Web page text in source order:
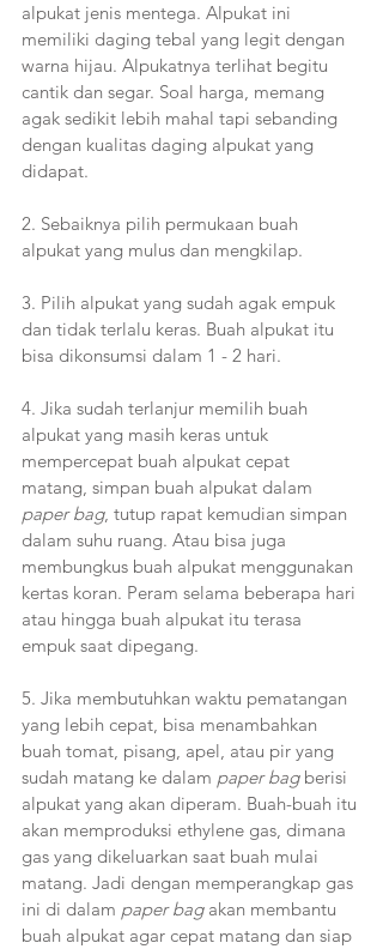
alpukat jenis mentega. Alpukat ini
memiliki daging tebal yang legit dengan
warna hijau. Alpukatnya terlihat begitu
cantik dan segar. Soal harga, memang
agak sedikit lebih mahal tapi sebanding
dengan kualitas daging alpukat yang
didapat.
2. Sebaiknya pilih permukaan buah
alpukat yang mulus dan mengkilap.
3. Pilih alpukat yang sudah agak empuk
dan tidak terlalu keras. Buah alpukat itu
bisa dikonsumsi dalam 1 - 2 hari.
4. Jika sudah terlanjur memilih buah
alpukat yang masih keras untuk
mempercepat buah alpukat cepat
matang, simpan buah alpukat dalam
paper bag, tutup rapat kemudian simpan
dalam suhu ruang. Atau bisa juga
membungkus buah alpukat menggunakan
kertas koran. Peram selama beberapa hari
atau hingga buah alpukat itu terasa
empuk saat dipegang.
5. Jika membutuhkan waktu pematangan
yang lebih cepat, bisa menambahkan
buah tomat, pisang, apel, atau pir yang
sudah matang ke dalam paper bag berisi
alpukat yang akan diperam. Buah-buah itu
akan memproduksi ethylene gas, dimana
gas yang dikeluarkan saat buah mulai
matang. Jadi dengan memperangkap gas
ini di dalam paper bag akan membantu
buah alpukat agar cepat matang dan siap